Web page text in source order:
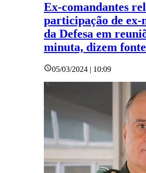
Ex-comandantes
participação de
da Defesa em
minuta, dizem
05/03/2024 | 10:09